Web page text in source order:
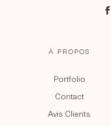
À PROPOS
Portfolio
Contact
Avis Clients